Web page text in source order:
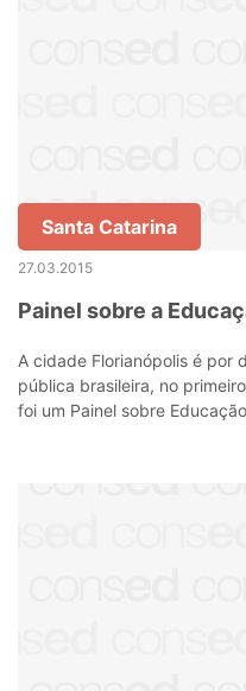
Santa Catarina
27.03.2015
Painel sobre a
A cidade Florianópolis é por
pública brasileira, no
foi um Painel sobre